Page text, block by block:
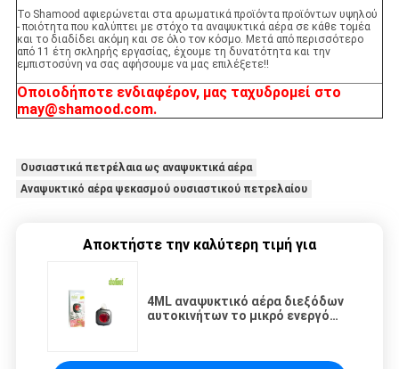
Το Shamood αφιερώνεται στα αρωματικά προϊόντα προϊόντων υψηλού
- ποιότητα που καλύπτει με στόχο τα αναψυκτικά αέρα σε κάθε τομέα
και το διαδίδει ακόμη και σε όλο τον κόσμο. Μετά από περισσότερο
από 11 έτη σκληρής εργασίας, έχουμε τη δυνατότητα και την
εμπιστοσύνη να σας αφήσουμε να μας επιλέξετε!!
Οποιοδήποτε ενδιαφέρον, μας ταχυδρομεί στο
may@shamood.com.
Ουσιαστικά πετρέλαια ως αναψυκτικά αέρα
Αναψυκτικό αέρα ψεκασμού ουσιαστικού πετρελαίου
Αποκτήστε την καλύτερη τιμή για
4ML αναψυκτικό αέρα διεξόδων
αυτοκινήτων το μικρό ενεργό